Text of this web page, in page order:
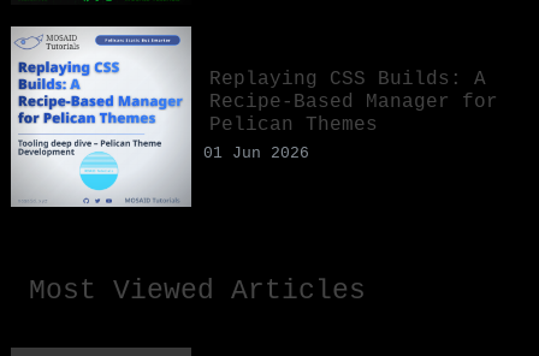
Replaying CSS Builds: A
Recipe-Based Manager for
Pelican Themes
01 Jun 2026
Most Viewed Articles